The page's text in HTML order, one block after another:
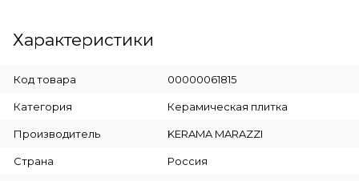
Характеристики
Код товара 00000061815
Категория Керамическая плитка
Производитель KERAMA MARAZZI
Страна Россия